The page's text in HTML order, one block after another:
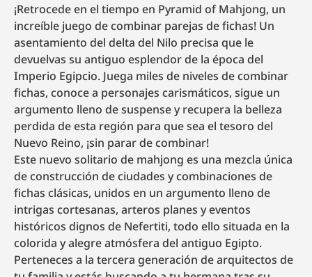
¡Retrocede en el tiempo en Pyramid of Mahjong, un
increíble juego de combinar parejas de fichas! Un
asentamiento del delta del Nilo precisa que le
devuelvas su antiguo esplendor de la época del
Imperio Egipcio. Juega miles de niveles de combinar
fichas, conoce a personajes carismáticos, sigue un
argumento lleno de suspense y recupera la belleza
perdida de esta región para que sea el tesoro del
Nuevo Reino, ¡sin parar de combinar!
Este nuevo solitario de mahjong es una mezcla única
de construcción de ciudades y combinaciones de
fichas clásicas, unidos en un argumento lleno de
intrigas cortesanas, arteros planes y eventos
históricos dignos de Nefertiti, todo ello situada en la
colorida y alegre atmósfera del antiguo Egipto.
Perteneces a la tercera generación de arquitectos de